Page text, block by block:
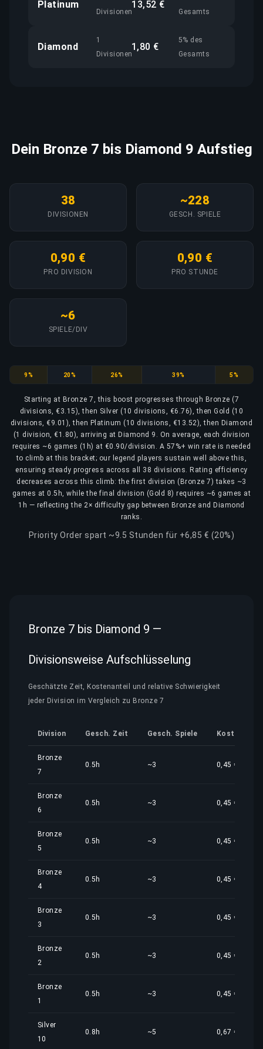
Platinum
Divisionen
13,52 €
Gesamts
Diamond
1
Divisionen
1,80 €
5% des
Gesamts
Dein Bronze 7 bis Diamond 9 Aufstieg
38
DIVISIONEN
~228
GESCH. SPIELE
0,90 €
PRO DIVISION
0,90 €
PRO STUNDE
~6
SPIELE/DIV
Bronze
9% Silver
20% Gold
26% Platinum
39% Diamond
5%
Starting at Bronze 7, this boost progresses through Bronze (7
divisions, €3.15), then Silver (10 divisions, €6.76), then Gold (10
divisions, €9.01), then Platinum (10 divisions, €13.52), then Diamond
(1 division, €1.80), arriving at Diamond 9. On average, each division
requires ~6 games (1h) at €0.90/division. A 57%+ win rate is needed
to climb at this bracket; our legend players sustain well above this,
ensuring steady progress across all 38 divisions. Rating efficiency
decreases across this climb: the first division (Bronze 7) takes ~3
games at 0.5h, while the final division (Gold 8) requires ~6 games at
1h — reflecting the 2× difficulty gap between Bronze and Diamond
ranks.
Priority Order spart ~9.5 Stunden für +6,85 € (20%)
Bronze 7 bis Diamond 9 —
Divisionsweise Aufschlüsselung
Geschätzte Zeit, Kostenanteil und relative Schwierigkeit
jeder Division im Vergleich zu Bronze 7
Division Gesch. Zeit Gesch. Spiele
Bronze
7
0.5h ~3 0,45 €
Bronze
6
0.5h ~3 0,45 €
Bronze
5
0.5h ~3 0,45 €
Bronze
4
0.5h ~3 0,45 €
Bronze
3
0.5h ~3 0,45 €
Bronze
2
0.5h ~3 0,45 €
Bronze
1
0.5h ~3 0,45 €
Silver
10
0.8h ~5 0,67 €